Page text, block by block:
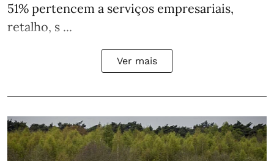
51% pertencem a serviços empresariais,
retalho, s ...
Ver mais